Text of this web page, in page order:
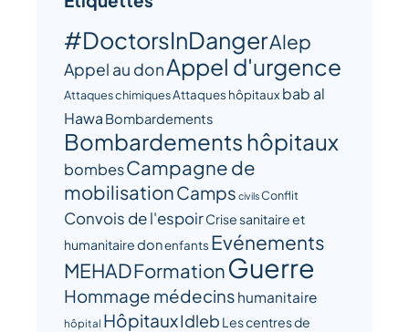
#DoctorsInDangerAlep
Appel au donAppel d'urgence
Attaques chimiquesAttaques hôpitaux bab al
Hawa Bombardements
Bombardements hôpitaux
bombesCampagne de
mobilisationCamps civilsConflit
Convois de l'espoirCrise sanitaire et
humanitairedonenfants Evénements
MEHADFormationGuerre
Hommage médecins humanitaire
hôpital HôpitauxIdleb Les centres de